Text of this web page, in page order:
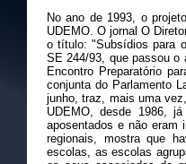
No ano de 1993, o
UDEMO. O jornal O
o título: "Subsídios para
SE 244/93, que passou o
Encontro Preparatório
conjunta do Parlamento
junho, traz, mais uma
UDEMO, desde 1986,
aposentados e não eram
regionais, mostra que
escolas, as escolas